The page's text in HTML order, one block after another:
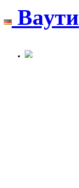
Вaути